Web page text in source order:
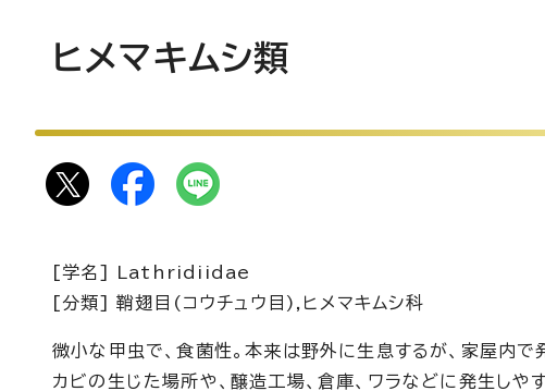
ヒメマキムシ類
[学名] Lathridiidae
[分類] 鞘翅目(コウチュウ目),ヒメマキムシ科
微小な甲虫で、食菌性。本来は野外に生息するが、家屋内で
カビの生じた場所や、醸造工場、倉庫、ワラなどに発生しやす